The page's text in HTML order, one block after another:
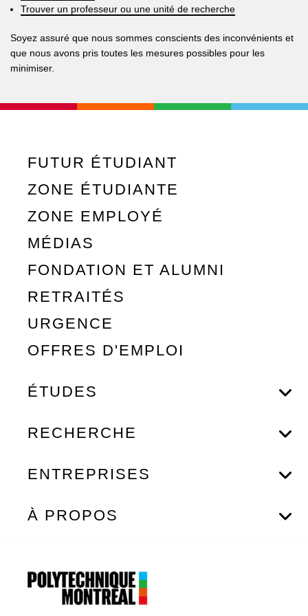
Trouver un professeur ou une unité de recherche
Soyez assuré que nous sommes conscients des inconvénients et
que nous avons pris toutes les mesures possibles pour les
minimiser.
FUTUR ÉTUDIANT
ZONE ÉTUDIANTE
ZONE EMPLOYÉ
MÉDIAS
FONDATION ET ALUMNI
RETRAITÉS
URGENCE
OFFRES D'EMPLOI
ÉTUDES
RECHERCHE
ENTREPRISES
À PROPOS